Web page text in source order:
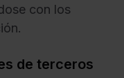
con los
de terceros